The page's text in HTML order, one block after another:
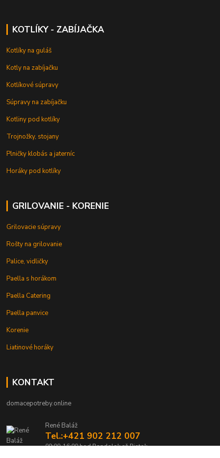
KOTLÍKY - ZABÍJAČKA
Kotlíky na guláš
Kotly na zabíjačku
Kotlíkové súpravy
Súpravy na zabíjačku
Kotliny pod kotlíky
Trojnožky, stojany
Plničky klobás a jaterníc
Horáky pod kotlíky
GRILOVANIE - KORENIE
Grilovacie súpravy
Rošty na grilovanie
Palice, vidličky
Paella s horákom
Paella Catering
Paella panvice
Korenie
Liatinové horáky
KONTAKT
domacepotreby.online
René Baláž
Tel.:+421 902 212 007
09:00-16:00 hod Pondelok až Piatok